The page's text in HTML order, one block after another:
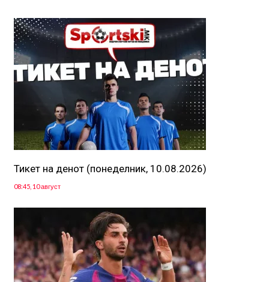
Тикет на денот (понеделник, 10.08.2026)
08:45, 10 август